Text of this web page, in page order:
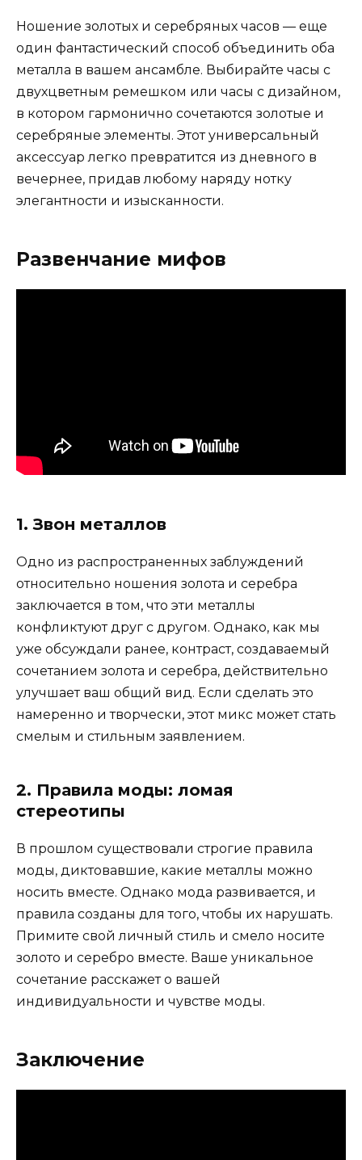
Ношение золотых и серебряных часов — еще
один фантастический способ объединить оба
металла в вашем ансамбле. Выбирайте часы с
двухцветным ремешком или часы с дизайном,
в котором гармонично сочетаются золотые и
серебряные элементы. Этот универсальный
аксессуар легко превратится из дневного в
вечернее, придав любому наряду нотку
элегантности и изысканности.
Развенчание мифов
1. Звон металлов
Одно из распространенных заблуждений
относительно ношения золота и серебра
заключается в том, что эти металлы
конфликтуют друг с другом. Однако, как мы
уже обсуждали ранее, контраст, создаваемый
сочетанием золота и серебра, действительно
улучшает ваш общий вид. Если сделать это
намеренно и творчески, этот микс может стать
смелым и стильным заявлением.
2. Правила моды: ломая
стереотипы
В прошлом существовали строгие правила
моды, диктовавшие, какие металлы можно
носить вместе. Однако мода развивается, и
правила созданы для того, чтобы их нарушать.
Примите свой личный стиль и смело носите
золото и серебро вместе. Ваше уникальное
сочетание расскажет о вашей
индивидуальности и чувстве моды.
Заключение